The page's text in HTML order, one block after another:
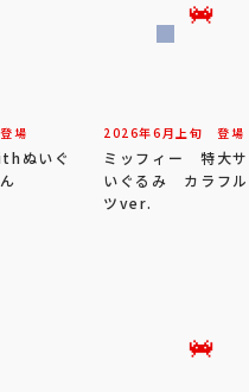
場
ぬいぐ
2026年6 月 上旬 登場
ミッフィー 特大
いぐるみ カラフル
ツver.